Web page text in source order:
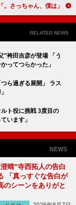
「さっちゃん、僕は。」“京介”木村慧人が人妻に溺れる姿が話題に「目が男になる瞬間の慧人くんの演技がすごい」
RELATED NEWS
”袴田吉彦が登場 「う
ってつらかった」
ら過ぎる展開」 ラス
ト役に挑戦 3度目の
います」
NEWS
晴”寺西拓人の告白
「真っすぐな告白が
のシーンをありがと